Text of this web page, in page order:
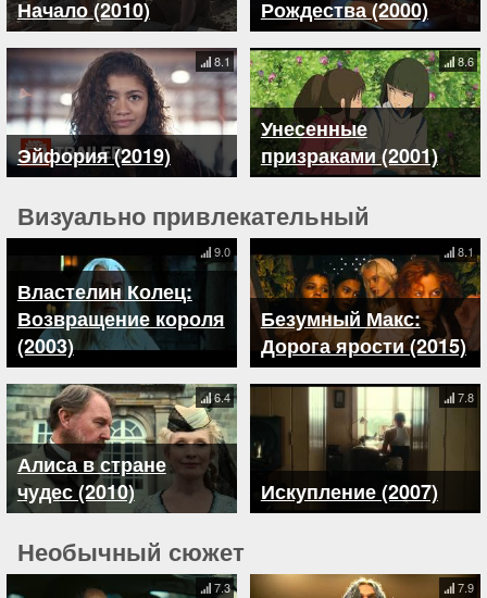
Начало (2010)
Рождества (2000)
Эйфория (2019)
8.1
Унесенные
призраками (2001)
8.6
Визуально привлекательный
Властелин Колец:
Возвращение короля
(2003)
9.0
Безумный Макс:
Дорога ярости (2015)
8.1
Алиса в стране
чудес (2010)
6.4
Искупление (2007)
7.8
Необычный сюжет
7.3 7.9